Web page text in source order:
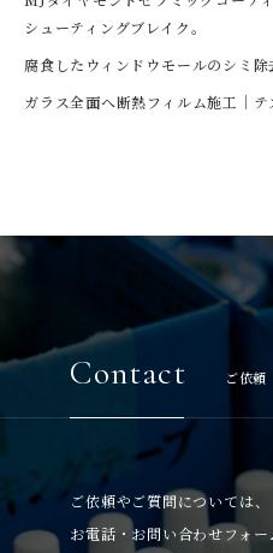
シューティングブレイク。
腐食したウィンドウモールのシミ
ガラス全面へ断熱フィルム施工｜テ
Contact ご依頼
ご依頼やご質問については、
お電話・お問い合わせフォー